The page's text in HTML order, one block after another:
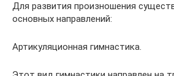
Для развития произношения
основных направлений:
Артикуляционная гимнастика.